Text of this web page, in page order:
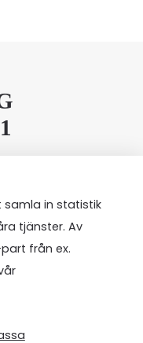
samla in statistik
tjänster. Av
från ex.